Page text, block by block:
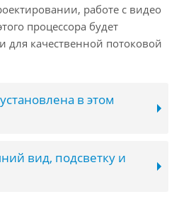
работе с видео
процессора будет
для качественной потоковой
в этом
вид, подсветку и